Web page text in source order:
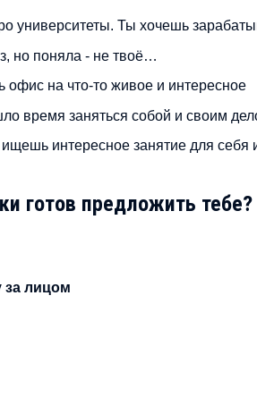
университеты. Ты хочешь
но поняла - не твоё…
офис на что-то живое и интересное
время заняться собой и своим
интересное занятие для себя
готов предложить тебе?
за лицом